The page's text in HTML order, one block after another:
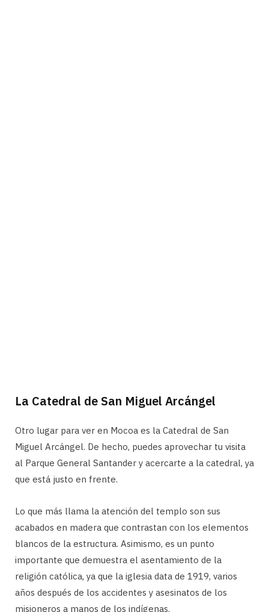
La Catedral de San Miguel Arcángel
Otro lugar para ver en Mocoa es la Catedral de San
Miguel Arcángel. De hecho, puedes aprovechar tu visita
al Parque General Santander y acercarte a la catedral, ya
que está justo en frente.
Lo que más llama la atención del templo son sus
acabados en madera que contrastan con los elementos
blancos de la estructura. Asimismo, es un punto
importante que demuestra el asentamiento de la
religión católica, ya que la iglesia data de 1919, varios
años después de los accidentes y asesinatos de los
misioneros a manos de los indígenas.